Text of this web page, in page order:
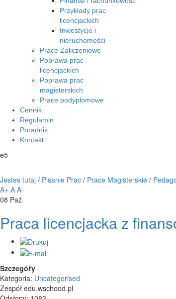
Przykłady prac
licencjackich
Inwestycje i
nieruchomości
Prace Zaliczeniowe
Poprawa prac
licencjackich
Poprawa prac
magisterskich
Prace podyplomowe
Cennik
Regulamin
Poradnik
Kontakt
e5
Jestes tutaj / Pisanie Prac / Prace Magisterskie /
A+ A A-
08 Paź
Praca licencjacka z
Szczegóły
Kategoria: Uncategorised
Zespół edu.wschood.pl